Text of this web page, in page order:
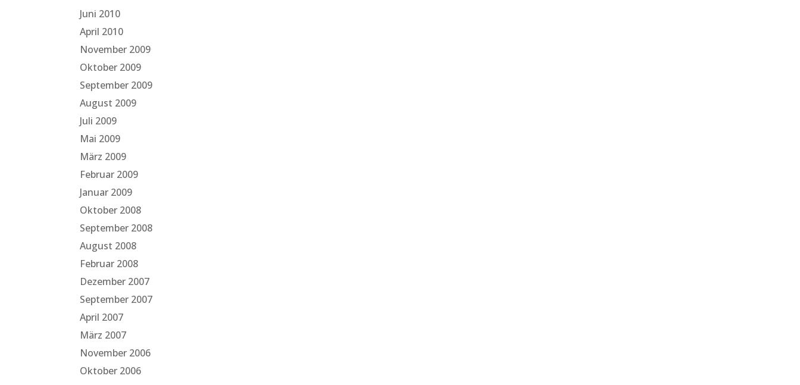
Juni 2010
April 2010
November 2009
Oktober 2009
September 2009
August 2009
Juli 2009
Mai 2009
März 2009
Februar 2009
Januar 2009
Oktober 2008
September 2008
August 2008
Februar 2008
Dezember 2007
September 2007
April 2007
März 2007
November 2006
Oktober 2006